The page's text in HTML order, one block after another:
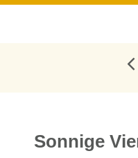
Sonnige